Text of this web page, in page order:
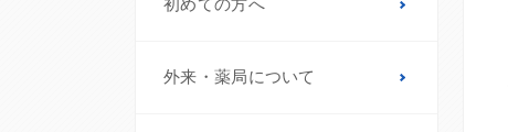
初めての方へ
外来・薬局について